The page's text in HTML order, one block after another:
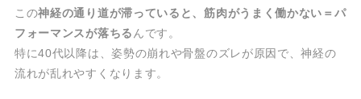
この神経の通り道が滞っていると、筋肉がうまく働かない＝パ
フォーマンスが落ちる んです。
特に40代以降は、姿勢の崩れや骨盤のズレが原因で、神経の
流れが乱れやすくなります。